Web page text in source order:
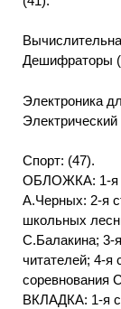
Дешифраторы
Электроника
Электрический
Спорт: (47).
ОБЛОЖКА: 1-я
А.Черных: 2-я
школьных
С.Балакина; 3-
читателей; 4-я
соревнования
ВКЛАДКА: 1-я